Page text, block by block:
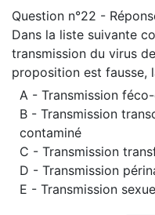
Question n°22 -
Dans la liste suivante
transmission du virus
proposition est fausse,
A - Transmission
B - Transmission
contaminé
C - Transmission
D - Transmission
E - Transmission